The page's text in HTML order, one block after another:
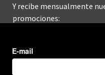
Y recibe mensualmente
promociones: